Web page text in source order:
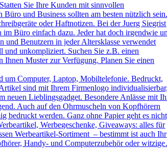
Sie Ihre Kunden mit sinnvollen
und Business sollten am besten nützlich
oder Haftnotizen. Bei der Juerg Siegrist
Büro einfach dazu. Jeder hat doch irgendwie
Benutzern in jeder Altersklasse verwendet
und unkompliziert. Suchen Sie z.B. einen
Muster zur Verfügung. Planen Sie einen
um Computer, Laptop, Mobiltelefonie. Bedruckt,
sind mit Ihrem Firmenlogo
Lieblingsgadget. Besondere Anlässe mit
Auch auf den Ohrmuscheln von Kopfhörern
bedruckt werden. Ganz ohne Papier geht es
Werbegeschenke, Giveaways: alles für
Werbeartikel-Sortiment – bestimmt ist auch Ihr
Handy- und Computerzubehör oder